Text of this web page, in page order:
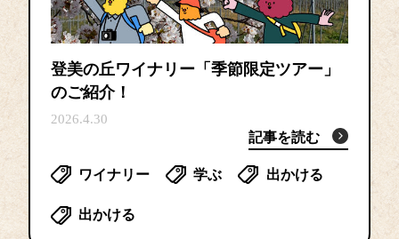
登美の丘ワイナリー「季節限定ツアー」
のご紹介！
2026.4.30
記事を読む
ワイナリー 学ぶ 出かける
出かける